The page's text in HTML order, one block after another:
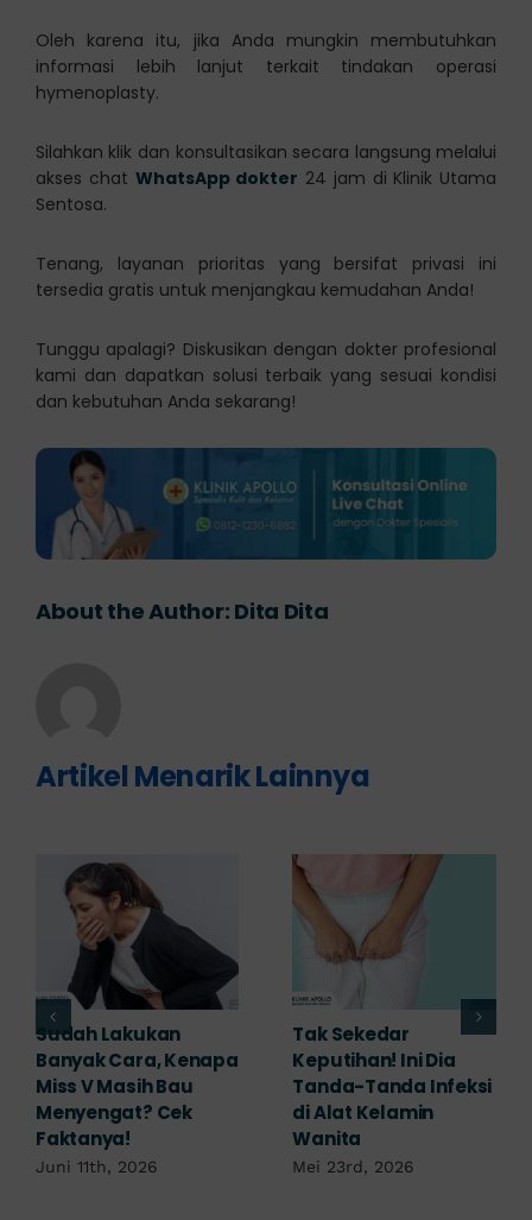
Oleh karena itu, jika Anda mungkin membutuhkan
informasi lebih lanjut terkait tindakan operasi
hymenoplasty.
Silahkan klik dan konsultasikan secara langsung melalui
akses chat WhatsApp dokter 24 jam di Klinik Utama
Sentosa.
Tenang, layanan prioritas yang bersifat privasi ini
tersedia gratis untuk menjangkau kemudahan Anda!
Tunggu apalagi? Diskusikan dengan dokter profesional
kami dan dapatkan solusi terbaik yang sesuai kondisi
dan kebutuhan Anda sekarang!
About the Author: Dita Dita
Artikel Menarik Lainnya
Adakah Cara Medis
untuk
Mengembalikan
Selaput Dara yang
Robek? Ini Penjelasan
Dokter!
5 Saran Dokter
Mengobati Vagina
Bengkak Akibat
Infeksi, Cek di Sini!
Mei 17th, 2026